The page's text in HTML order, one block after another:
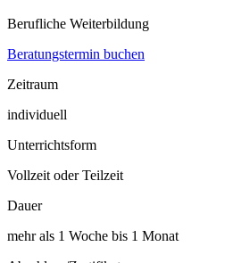
Berufliche Weiterbildung
Beratungstermin buchen
Zeitraum
individuell
Unterrichtsform
Vollzeit oder Teilzeit
Dauer
mehr als 1 Woche bis 1 Monat